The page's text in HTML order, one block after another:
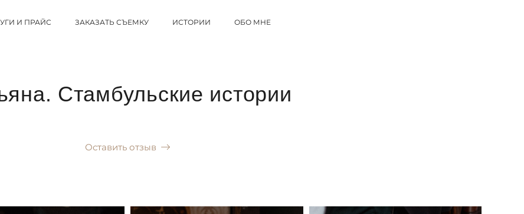
И ПРАЙС ЗАКАЗАТЬ СЪЕМКУ ИСТОРИИ ОБО МНЕ
Стамбульские истории
Оставить отзыв